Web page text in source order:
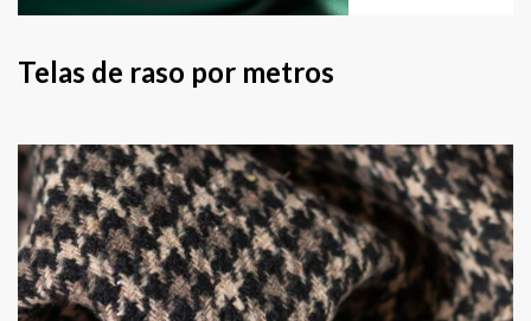
Telas de raso por metros